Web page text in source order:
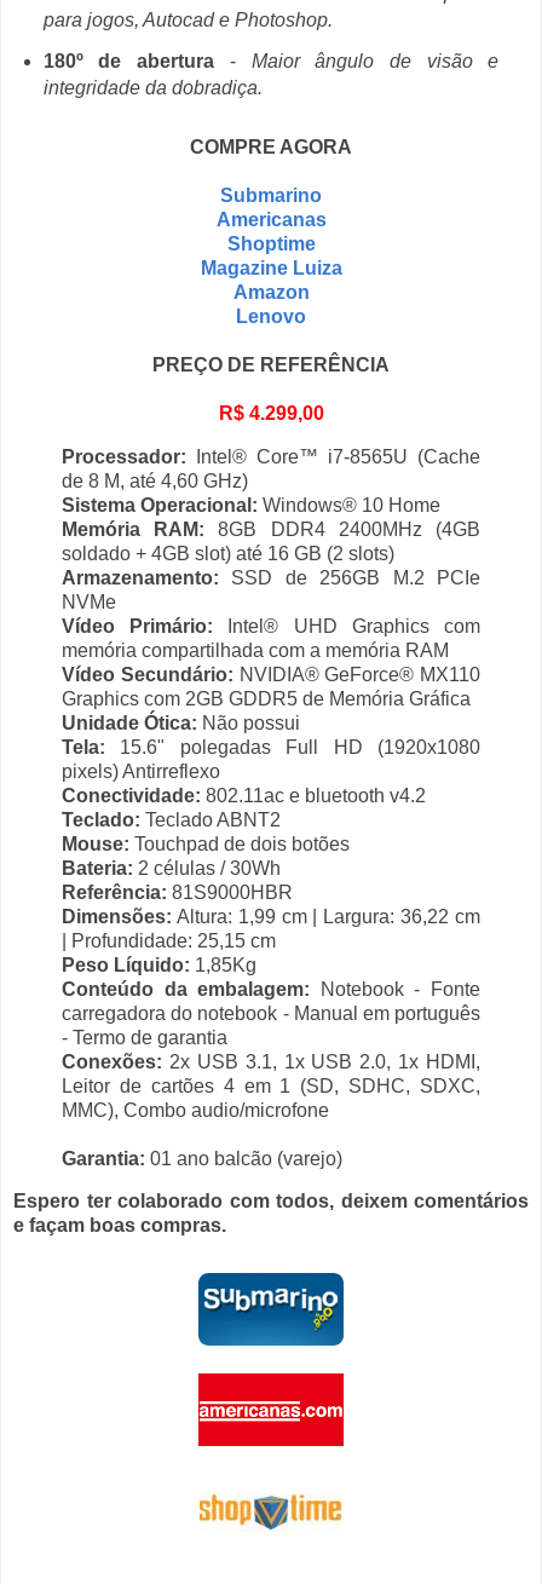
para jogos, Autocad e Photoshop.
180º de abertura - Maior ângulo de visão e
integridade da dobradiça.
COMPRE AGORA
Submarino
Americanas
Shoptime
Magazine Luiza
Amazon
Lenovo
PREÇO DE REFERÊNCIA
R$ 4.299,00
Processador: Intel® Core™ i7-8565U (Cache
de 8 M, até 4,60 GHz)
Sistema Operacional: Windows® 10 Home
Memória RAM: 8GB DDR4 2400MHz (4GB
soldado + 4GB slot) até 16 GB (2 slots)
Armazenamento: SSD de 256GB M.2 PCIe
NVMe
Vídeo Primário: Intel® UHD Graphics com
memória compartilhada com a memória RAM
Vídeo Secundário: NVIDIA® GeForce® MX110
Graphics com 2GB GDDR5 de Memória Gráfica
Unidade Ótica: Não possui
Tela: 15.6" polegadas Full HD (1920x1080
pixels) Antirreflexo
Conectividade: 802.11ac e bluetooth v4.2
Teclado: Teclado ABNT2
Mouse: Touchpad de dois botões
Bateria: 2 células / 30Wh
Referência: 81S9000HBR
Dimensões: Altura: 1,99 cm | Largura: 36,22 cm
| Profundidade: 25,15 cm
Peso Líquido: 1,85Kg
Conteúdo da embalagem: Notebook - Fonte
carregadora do notebook - Manual em português
- Termo de garantia
Conexões: 2x USB 3.1, 1x USB 2.0, 1x HDMI,
Leitor de cartões 4 em 1 (SD, SDHC, SDXC,
MMC), Combo audio/microfone
Garantia: 01 ano balcão (varejo)
Espero ter colaborado com todos, deixem comentários
e façam boas compras.